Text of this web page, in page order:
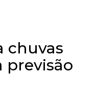
chuvas
previsão